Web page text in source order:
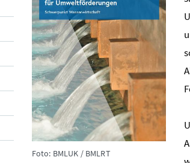
Foto: BMLUK / BMLRT